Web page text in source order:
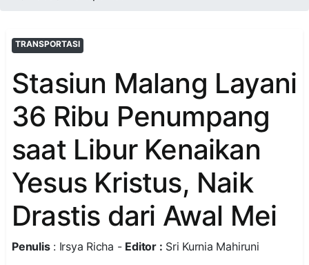
TRANSPORTASI
Stasiun Malang Layani
36 Ribu Penumpang
saat Libur Kenaikan
Yesus Kristus, Naik
Drastis dari Awal Mei
Penulis: Irsya Richa - Editor : Sri Kurnia Mahiruni